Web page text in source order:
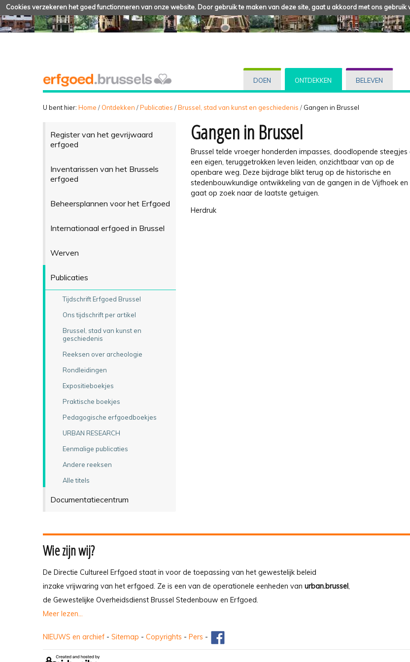
Cookies verzekeren het goed functionneren van onze website. Door gebruik te maken van deze site, gaat u akkoord met ons gebruik
DOEN ONTDEKKEN BELEVEN
U bent hier: Home / Ontdekken /Publicaties /Brussel, stad van kunst en geschiedenis / Gangen in Brussel
Register van het gevrijwaard
erfgoed
Inventarissen van het Brussels
erfgoed
Beheersplannen voor het Erfgoed
Internationaal erfgoed in Brussel
Werven
Publicaties
Tijdschrift Erfgoed Brussel
Ons tijdschrift per artikel
Brussel, stad van kunst en
geschiedenis
Reeksen over archeologie
Rondleidingen
Expositieboekjes
Praktische boekjes
Pedagogische erfgoedboekjes
URBAN RESEARCH
Eenmalige publicaties
Andere reeksen
Alle titels
Documentatiecentrum
Gangen in Brussel
Brussel telde vroeger honderden impasses, doodlopende steegjes
een eigen, teruggetrokken leven leiden, onzichtbaar van op de
openbare weg. Deze bijdrage blikt terug op de historische en
stedenbouwkundige ontwikkeling van de gangen in de Vijfhoek en
gaat op zoek naar de laatste getuigen.
Herdruk
Wie zijn wij?
De Directie Cultureel Erfgoed staat in voor de toepassing van het gewestelijk beleid
inzake vrijwaring van het erfgoed. Ze is een van de operationele eenheden van urban.brussel,
de Gewestelijke Overheidsdienst Brussel Stedenbouw en Erfgoed.
Meer lezen...
NIEUWS en archief - Sitemap - Copyrights - Pers -